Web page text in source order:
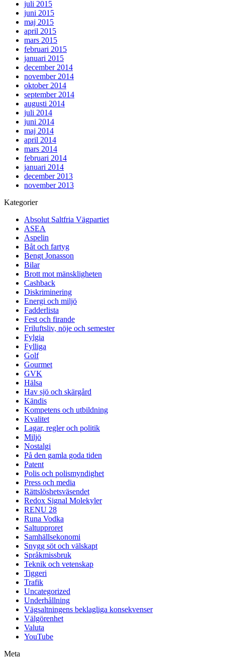
juli 2015
juni 2015
maj 2015
april 2015
mars 2015
februari 2015
januari 2015
december 2014
november 2014
oktober 2014
september 2014
augusti 2014
juli 2014
juni 2014
maj 2014
april 2014
mars 2014
februari 2014
januari 2014
december 2013
november 2013
Kategorier
Absolut Saltfria Vägpartiet
ASEA
Aspelin
Båt och fartyg
Bengt Jonasson
Bilar
Brott mot mänskligheten
Cashback
Diskriminering
Energi och miljö
Fadderlista
Fest och firande
Friluftsliv, nöje och semester
Fylgia
Fylliga
Golf
Gourmet
GVK
Hälsa
Hav sjö och skärgård
Kändis
Kompetens och utbildning
Kvalitet
Lagar, regler och politik
Miljö
Nostalgi
På den gamla goda tiden
Patent
Polis och polismyndighet
Press och media
Rättslöshetsväsendet
Redox Signal Molekyler
RENU 28
Runa Vodka
Saltupproret
Samhällsekonomi
Snygg söt och välskapt
Språkmissbruk
Teknik och vetenskap
Tiggeri
Trafik
Uncategorized
Underhållning
Vägsaltningens beklagliga konsekvenser
Välgörenhet
Valuta
YouTube
Meta